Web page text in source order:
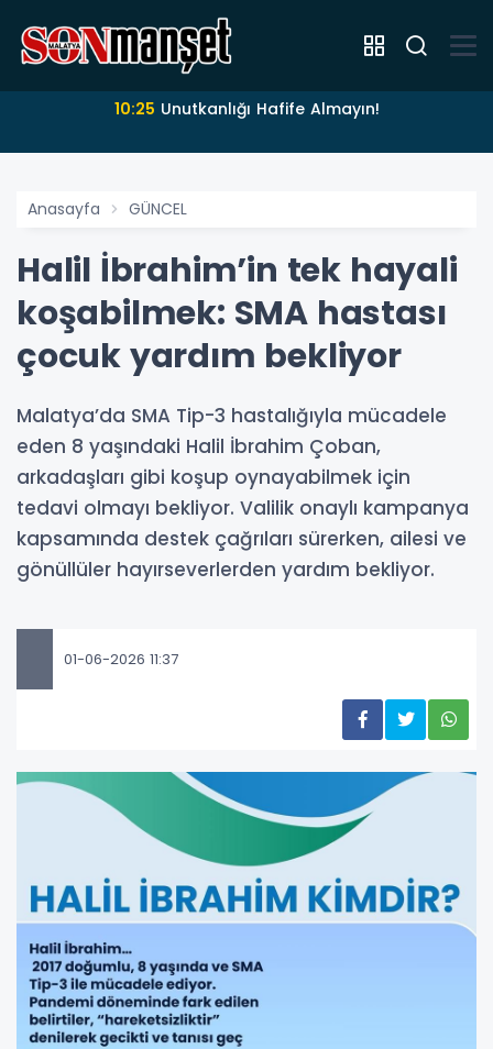
10:25 Unutkanlığı Hafife Almayın!
Anasayfa GÜNCEL
Halil İbrahim’in tek hayali
koşabilmek: SMA hastası
çocuk yardım bekliyor
Malatya’da SMA Tip-3 hastalığıyla mücadele
eden 8 yaşındaki Halil İbrahim Çoban,
arkadaşları gibi koşup oynayabilmek için
tedavi olmayı bekliyor. Valilik onaylı kampanya
kapsamında destek çağrıları sürerken, ailesi ve
gönüllüler hayırseverlerden yardım bekliyor.
01-06-2026 11:37